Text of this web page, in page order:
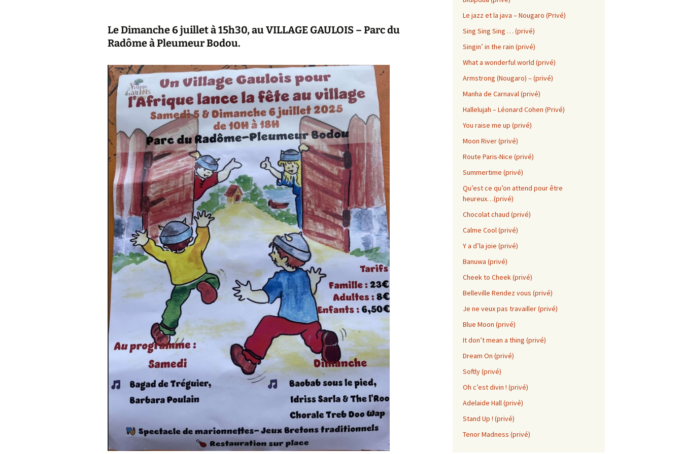
Concert au Gavel mai
2025
Atelier CIRCLE SONGS du
29/03/25
Photos du stage Circle
Songs
Concert au Bambou’s
2019
Au Pixie – Octobre 2018
Concert au Bambou’s
Avril 2018
Au Café Théodore & à la
CCAS avril 2018
Le Dimanche 6 juillet à 15h30,auVILLAGE GAULOIS – Parc du
Radôme àPleumeur Bodou.
Le jazz et la java – Nougaro (Privé)
Sing Sing Sing … (privé)
Singin’ in the rain (privé)
What a wonderful world (privé)
Armstrong (Nougaro) – (privé)
Manha de Carnaval (privé)
Hallelujah – Léonard Cohen (Privé)
You raise me up (privé)
Moon River (privé)
Route Paris-Nice (privé)
Summertime (privé)
Qu’est ce qu’on attend pour être
heureux…(privé)
Chocolat chaud (privé)
Calme Cool (privé)
Y a d’la joie (privé)
Banuwa (privé)
Cheek to Cheek (privé)
Belleville Rendez vous (privé)
Je ne veux pas travailler (privé)
Blue Moon (privé)
It don’t mean a thing (privé)
Dream On (privé)
Softly (privé)
Oh c’est divin ! (privé)
Adelaide Hall (privé)
Stand Up ! (privé)
Tenor Madness (privé)